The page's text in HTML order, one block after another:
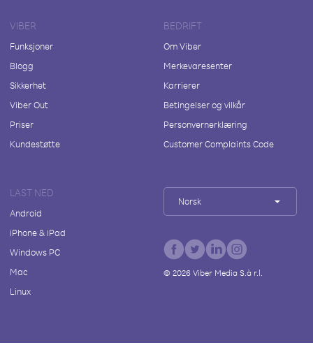
VIBER
Funksjoner
Blogg
Sikkerhet
Viber Out
Priser
Kundestøtte
BEDRIFT
Om Viber
Merkevaresenter
Karrierer
Betingelser og vilkår
Personvernerklæring
Customer Complaints Code
LAST NED
Android
iPhone & iPad
Windows PC
Mac
Linux
Norsk
© 2026Viber Media S.à r.l.